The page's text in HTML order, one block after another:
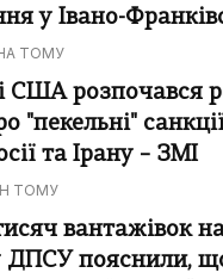
у Івано-
ТОМУ
США розпочався
"пекельні"
та Ірану – ЗМІ
ТОМУ
вантажівок
ДПСУ пояснили,